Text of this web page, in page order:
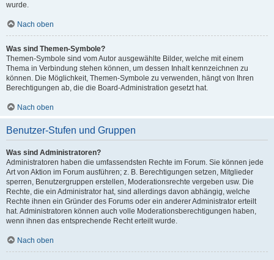
wurde.
Nach oben
Was sind Themen-Symbole?
Themen-Symbole sind vom Autor ausgewählte Bilder, welche mit einem
Thema in Verbindung stehen können, um dessen Inhalt kennzeichnen zu
können. Die Möglichkeit, Themen-Symbole zu verwenden, hängt von Ihren
Berechtigungen ab, die die Board-Administration gesetzt hat.
Nach oben
Benutzer-Stufen und Gruppen
Was sind Administratoren?
Administratoren haben die umfassendsten Rechte im Forum. Sie können jede
Art von Aktion im Forum ausführen; z. B. Berechtigungen setzen, Mitglieder
sperren, Benutzergruppen erstellen, Moderationsrechte vergeben usw. Die
Rechte, die ein Administrator hat, sind allerdings davon abhängig, welche
Rechte ihnen ein Gründer des Forums oder ein anderer Administrator erteilt
hat. Administratoren können auch volle Moderationsberechtigungen haben,
wenn ihnen das entsprechende Recht erteilt wurde.
Nach oben